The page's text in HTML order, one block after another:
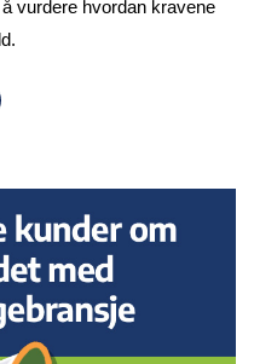
vurdere hvordan kravene